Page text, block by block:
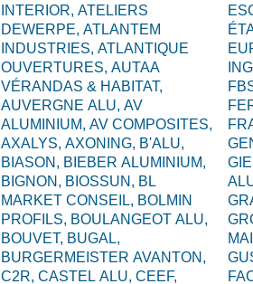
INTERIOR, ATELIERS
DEWERPE, ATLANTEM
INDUSTRIES, ATLANTIQUE
OUVERTURES, AUTAA
VÉRANDAS & HABITAT,
AUVERGNE ALU, AV
ALUMINIUM, AV COMPOSITES,
AXALYS, AXONING, B'ALU,
BIASON, BIEBER ALUMINIUM,
BIGNON, BIOSSUN, BL
MARKET CONSEIL, BOLMIN
PROFILS, BOULANGEOT ALU,
BOUVET, BUGAL,
BURGERMEISTER AVANTON,
C2R, CASTEL ALU, CEEF,